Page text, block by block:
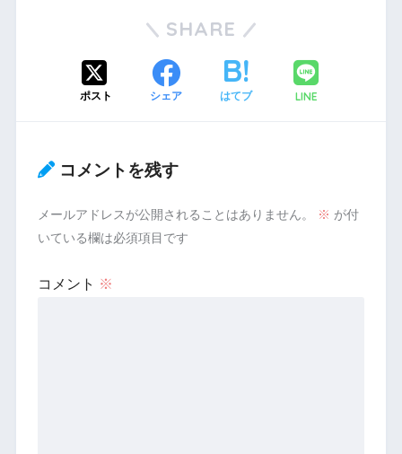
SHARE
ポスト シェア はてブ LINE
コメントを残す
メールアドレスが公開されることはありません。 ※ が付
いている欄は必須項目です
コメント ※